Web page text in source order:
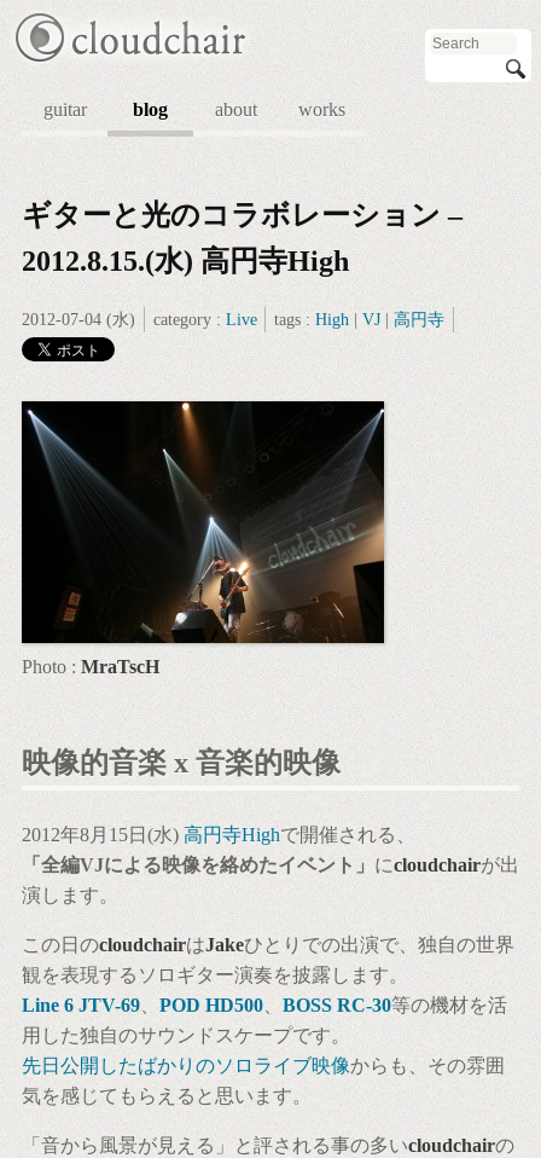
guitar blog about works
ギターと光のコラボレーション –
2012.8.15.(水) 高円寺High
2012-07-04 (水) category : Live tags :High |VJ |高円寺
Photo : MraTscH
映像的音楽 x 音楽的映像
2012年8月15日(水) 高円寺Highで開催される、
「全編VJによる映像を絡めたイベント」 にcloudchairが出
演します。
この日のcloudchairはJakeひとりでの出演で、独自の世界
観を表現するソロギター演奏を披露します。
Line 6 JTV-69
POD HD500 BOSS RC-30等の機材を活
用した独自のサウンドスケープです。
先日公開したばかりのソロライブ映像からも、その雰囲
気を感じてもらえると思います。
「音から風景が見える」と評される事の多いcloudchairの